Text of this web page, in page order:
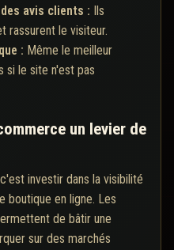
avis clients :
Ils
rassurent le visiteur.
: Même le meilleur
si le site n'est pas
un levier de
investir dans la visibilité
boutique en ligne. Les
de bâtir une
sur des marchés